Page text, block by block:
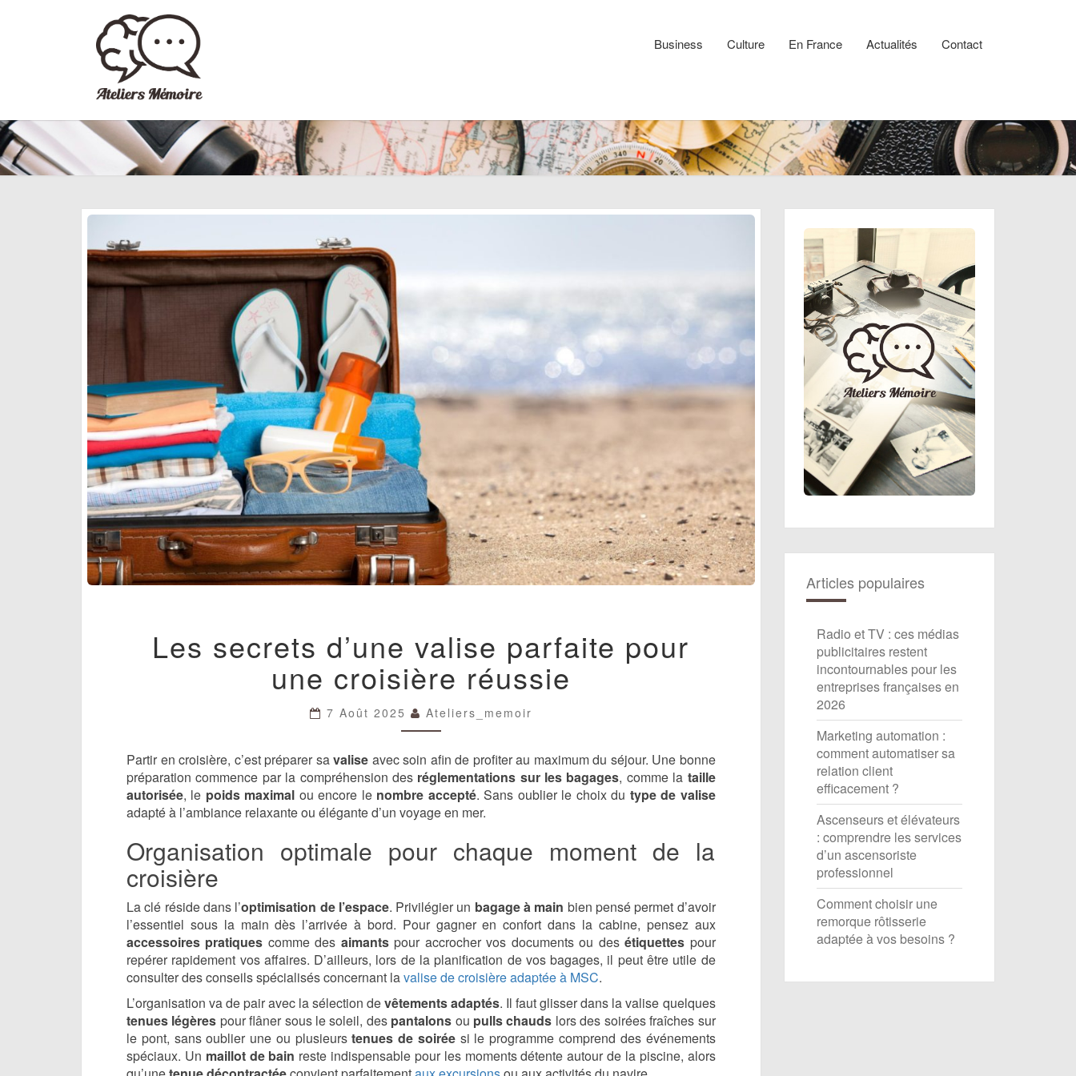
Business Culture En France Actualités Contact
Ateliers
Memoire
:
Préparer
l'avenir
SECRETS
D’UNE
PARFAITE
UNE
CROISIÈRE
Les secrets d’une valise parfaite pour
une croisière réussie
7 Août 2025 Ateliers_memoir
Partir en croisière, c’est préparer savalise avec soin afin de profiter au maximum du séjour. Une bonne
préparation commence par la compréhension des réglementations sur les bagages, comme la taille
autorisée, le poids maximal ou encore le nombre accepté. Sans oublier le choix du type de valise
adapté à l’ambiance relaxante ou élégante d’un voyage en mer.
Organisation optimale pour chaque moment de la
croisière
La clé réside dans l’optimisation de l’espace. Privilégier un bagage à main bien pensé permet d’avoir
l’essentiel sous la main dès l’arrivée à bord. Pour gagner en confort dans la cabine, pensez aux
accessoires pratiques comme des aimantspour accrocher vos documents ou desétiquettes pour
repérer rapidement vos affaires. D’ailleurs, lors de la planification de vos bagages, il peut être utile de
consulter des conseils spécialisés concernant lavalise de croisière adaptée à MSC.
L’organisation va de pair avec la sélection devêtements adaptés. Il faut glisser dans la valise quelques
tenues légères pour flâner sous le soleil, des pantalons ou pulls chauds lors des soirées fraîches sur
le pont, sans oublier une ou plusieurstenues de soiréesi le programme comprend des événements
spéciaux. Un maillot de bain reste indispensable pour les moments détente autour de la piscine, alors
Articles populaires
Radio et TV : ces médias
publicitaires restent
incontournables pour les
entreprises françaises en
2026
Marketing automation :
comment automatiser sa
relation client
efficacement ?
Ascenseurs et élévateurs
: comprendre les services
d’un ascensoriste
professionnel
Comment choisir une
remorque rôtisserie
adaptée à vos besoins ?